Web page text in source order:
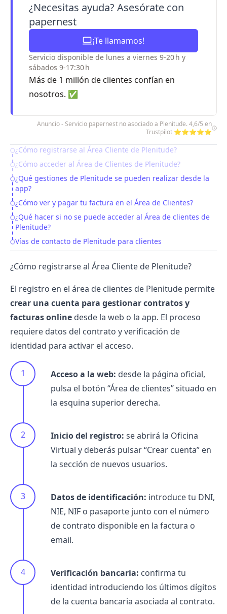
¿Necesitas ayuda? Asesórate con
papernest
¡Te llamamos!
Servicio disponible de lunes a viernes 9-20 h y
sábados 9-17:30 h
Más de 1 millón de clientes confían en
nosotros. ✅
Anuncio - Servicio papernest no asociado a Plenitude. 4,6/5 en
Trustpilot ⭐⭐⭐⭐⭐
Table of Contents
¿Cómo registrarse al Área Cliente de Plenitude?
¿Cómo acceder al Área de Clientes de Plenitude?
¿Qué gestiones de Plenitude se pueden realizar desde la
app?
¿Cómo ver y pagar tu factura en el Área de Clientes?
¿Qué hacer si no se puede acceder al Área de clientes de
Plenitude?
Vías de contacto de Plenitude para clientes
¿Cómo registrarse al Área Cliente de Plenitude?
El registro en el área de clientes de Plenitude permite
crear una cuenta para gestionar contratos y
facturas online desde la web o la app. El proceso
requiere datos del contrato y verificación de
identidad para activar el acceso.
Acceso a la web: desde la página oficial,
pulsa el botón “Área de clientes” situado en
la esquina superior derecha.
Inicio del registro: se abrirá la Oficina
Virtual y deberás pulsar “Crear cuenta” en
la sección de nuevos usuarios.
Datos de identificación: introduce tu DNI,
NIE, NIF o pasaporte junto con el número
de contrato disponible en la factura o
email.
Verificación bancaria: confirma tu
identidad introduciendo los últimos dígitos
de la cuenta bancaria asociada al contrato.